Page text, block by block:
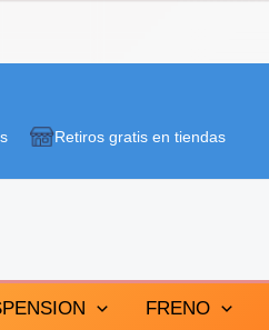
Retiros gratis en tiendas
FRENO